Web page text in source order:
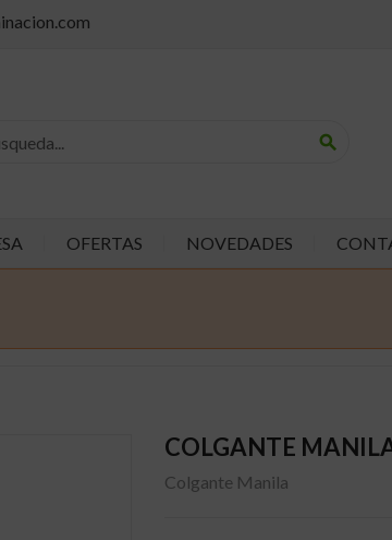
search
OFERTAS NOVEDADES
COLGANTE
Colgante Manila